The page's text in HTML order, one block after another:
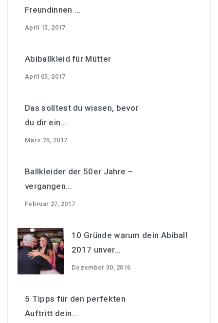
Freundinnen ...
April 15, 2017
Abiballkleid für Mütter
April 05, 2017
Das solltest du wissen, bevor
du dir ein...
März 25, 2017
Ballkleider der 50er Jahre –
vergangen...
Februar 27, 2017
10 Gründe warum dein Abiball
2017 unver...
Dezember 30, 2016
5 Tipps für den perfekten
Auftritt dein...